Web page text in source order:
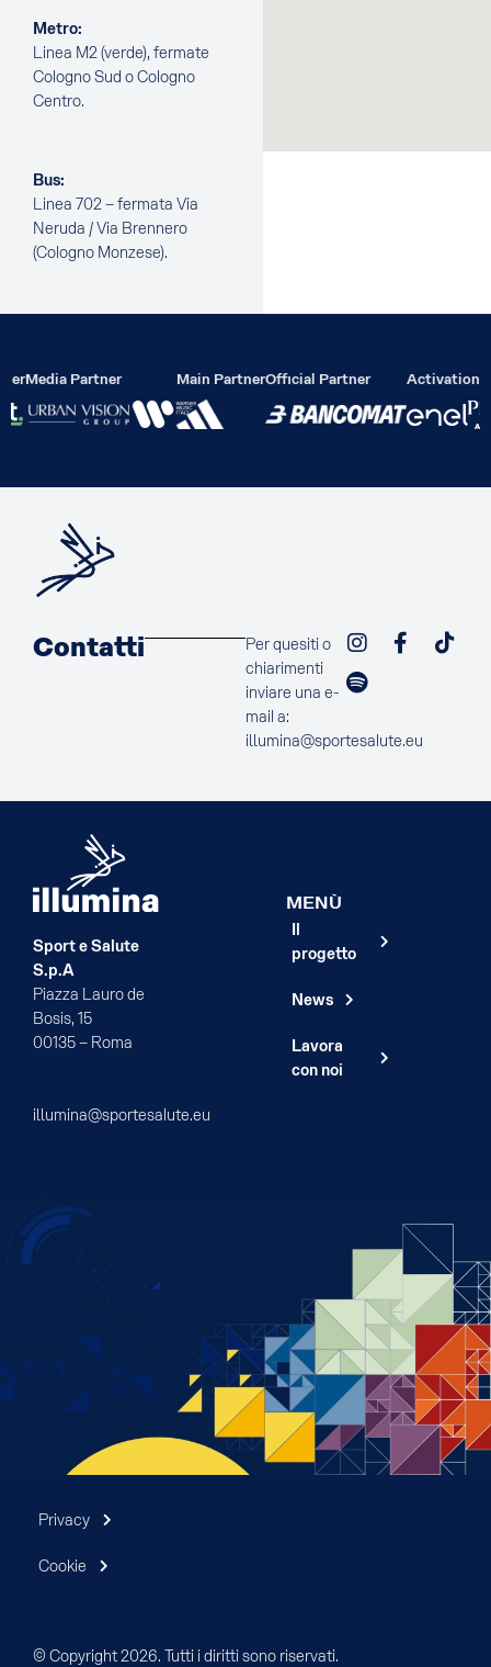
Metro:
Linea M2 (verde), fermate
Cologno Sud o Cologno
Centro.
Bus:
Linea 702 – fermata Via
Neruda / Via Brennero
(Cologno Monzese).
Media Partner Main PartnerOfficial Partner Activation
Contatti
Per quesiti o
chiarimenti
inviare una e-
mail a:
illumina@sportesalute.eu
Sport e Salute
S.p.A
Piazza Lauro de
Bosis, 15
00135 – Roma
illumina@sportesalute.eu
MENÙ
progetto
News
Lavora
con noi
© Copyright 2026. Tutti i diritti sono riservati.
Privacy
Cookie